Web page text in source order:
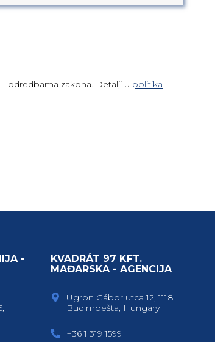
odredbama zakona. Detalji u politika
-
KVADRÁT 97 KFT.
MAĐARSKA - AGENCIJA
Ugron Gábor utca 12, 1118
Budimpešta, Hungary
+36 1 319 1599